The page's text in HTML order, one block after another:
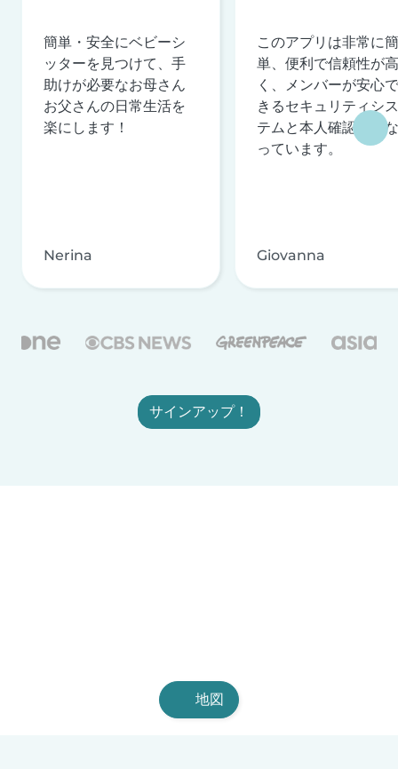
簡単・安全にベビーシ
ッターを見つけて、手
助けが必要なお母さん
お父さんの日常生活を
楽にします！
Nerina
このアプリは非常に簡
単、便利で信頼性が高
く、メンバーが安心で
きるセキュリティシス
テムと本人確認を行な
っています。
Giovanna
サインアップ！
地図